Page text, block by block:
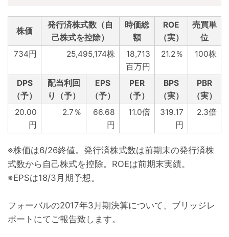
株価
発行済株式数（自
己株式を控除）
時価総
額
ROE
（実）
売買単
位
734円
25,495,174株
18,713
百万円
21.2％ 100株
DPS
（予）
配当利回
り（予）
EPS
（予）
PER
（予）
BPS
（実）
PBR
（実）
20.00
円
2.7％
66.68
円
11.0倍
319.17
円
2.3倍
※株価は6/26終値。発行済株式数は前期末の発行済株
式数から自己株式を控除。ROEは前期末実績。
※EPSは18/3月期予想。
フォーバルの2017年3月期決算について、ブリッジレ
ポートにてご報告致します。